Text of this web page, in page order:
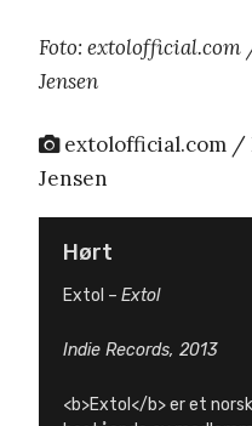
Foto: extolofficial.com
Jensen
extolofficial.com /
Jensen
Hørt
Extol – Extol
Indie Records, 2013
<b>Extol</b> er et